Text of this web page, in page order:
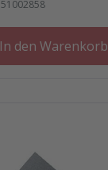
51002858
In den Warenkorb